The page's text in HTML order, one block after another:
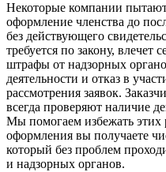
Некоторые компании
оформление членства до
без действующего
требуется по закону, влечет
штрафы от надзорных
деятельности и отказ в
рассмотрения заявок.
всегда проверяют наличие
Мы помогаем избежать
оформления вы получаете
который без проблем
и надзорных органов.